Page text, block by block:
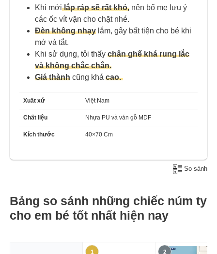
Khi mớilắp ráp sẽ rất khó, nên bố mẹ lưu ý
các ốc vít vặn cho chặt nhé.
Đèn không nhạy lắm, gây bất tiện cho bé khi
mở và tắt.
Khi sử dụng, tôi thấy chân ghế khá rung lắc
và không chắc chắn.
Giá thành cũng khá cao.
Xuất xứ Việt Nam
Chất liệu Nhựa PU và ván gỗ MDF
Kích thước 40×70 Cm
So sánh
Bảng so sánh những chiếc núm ty
cho em bé tốt nhất hiện nay
1 2